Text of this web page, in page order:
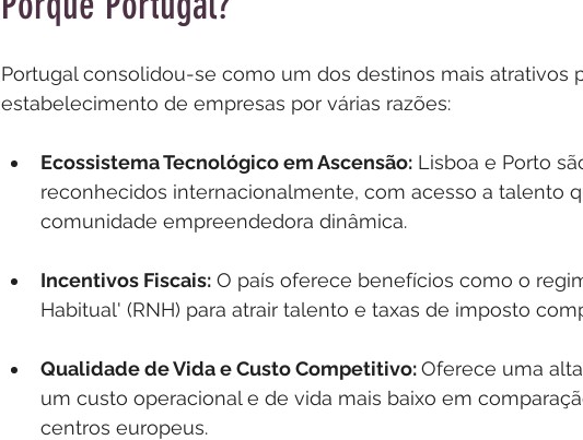
Portugal consolidou-se como um dos destinos mais atrativos
estabelecimento de empresas por várias razões:
Ecossistema Tecnológico em Ascensão: Lisboa e Porto
reconhecidos internacionalmente, com acesso a talento
comunidade empreendedora dinâmica.
Incentivos Fiscais: O país oferece benefícios como o
Habitual' (RNH) para atrair talento e taxas de imposto
Qualidade de Vida e Custo Competitivo: Oferece uma
um custo operacional e de vida mais baixo em
centros europeus.